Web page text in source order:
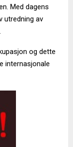
Med dagens
utredning av
og dette
internasjonale